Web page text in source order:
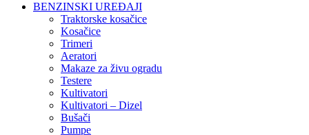
BENZINSKI UREĐAJI
Traktorske kosačice
Kosačice
Trimeri
Aeratori
Makaze za živu ogradu
Testere
Kultivatori
Kultivatori – Dizel
Bušači
Pumpe